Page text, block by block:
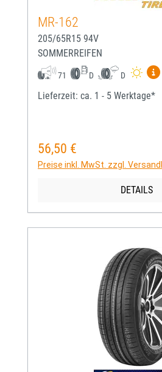
MR-162
205/65R15 94V
SOMMERREIFEN
71 D D
Lieferzeit: ca. 1 - 5 Werktage*
Regulärer Preis:
56,50 €
Preise inkl. MwSt. zzgl.
DETAILS